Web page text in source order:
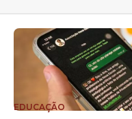
EDUCAÇÃO